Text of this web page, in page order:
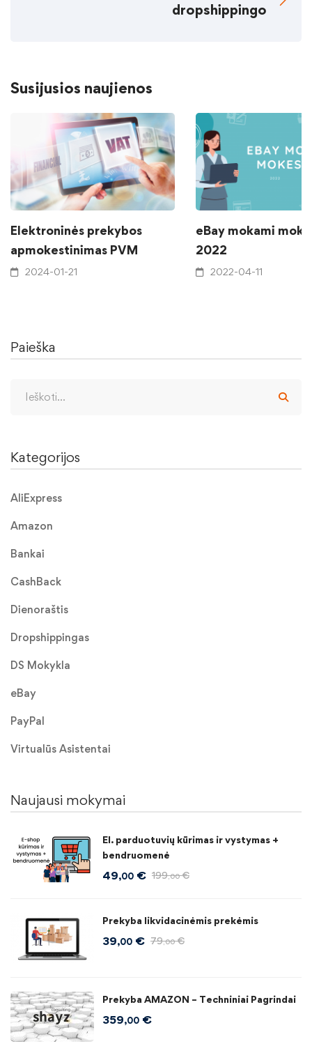
dropshippingo
Susijusios naujienos
Elektroninės prekybos
apmokestinimas PVM
2024-01-21
eBay mokami
2022
2022-04-11
Paieška
Kategorijos
AliExpress
Amazon
Bankai
CashBack
Dienoraštis
Dropshippingas
DS Mokykla
eBay
PayPal
Virtualūs Asistentai
Naujausi mokymai
El. parduotuvių kūrimas ir vystymas +
bendruomenė
49,00 € 199,00 €
Prekyba likvidacinėmis prekėmis
39,00 € 79,00 €
Prekyba AMAZON – Techniniai Pagrindai
359,00 €